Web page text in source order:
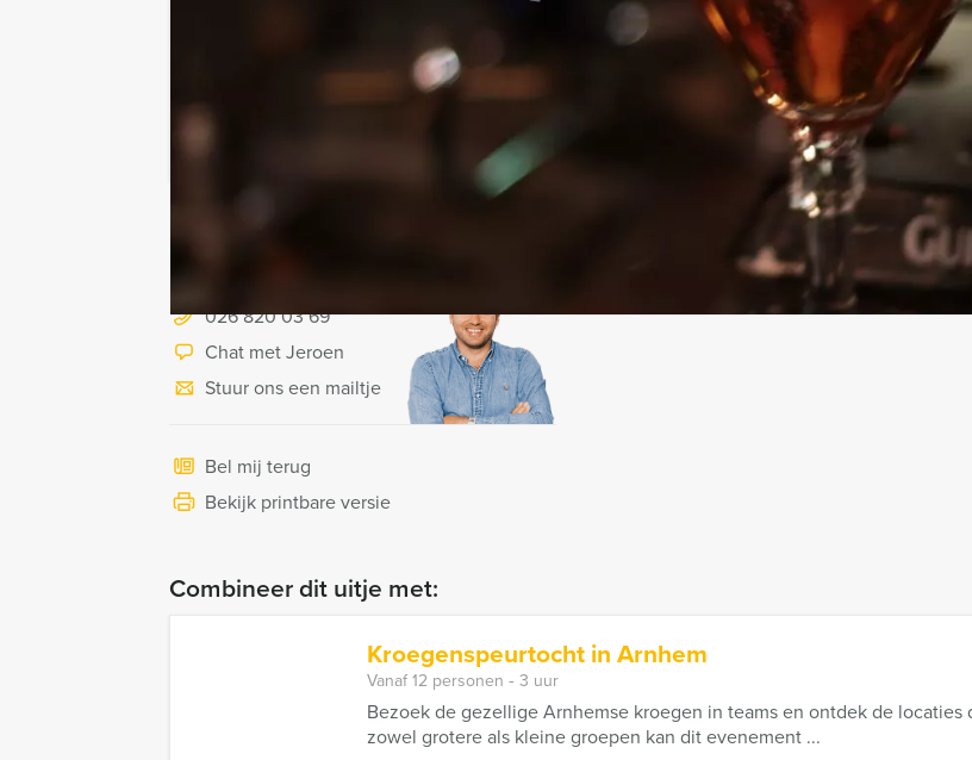
RESERVEREN
Hulp nodig bij het
kiezen?
026 820 03 69
Chat met Jeroen
Stuur ons een mailtje
Bel mij terug
Bekijk printbare versie
Combineer dit uitje met:
Kroegenspeurtocht in Arnhem
Vanaf 12 personen ‐ 3 uur
Bezoek de gezellige Arnhemse kroegen in teams en ontdek de
zowel grotere als kleine groepen kan dit evenement ...